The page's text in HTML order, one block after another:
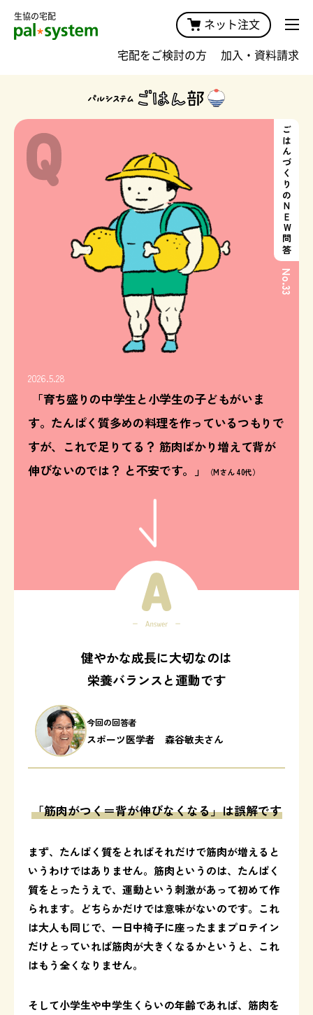
生協の宅配
ネット注文
宅配をご検討の方 加入・資料請求
ごはんづくりのNEW問答
No
.
33
2026.5.28
「育ち盛りの中学生と小学生の子どもがいま
す。たんぱく質多めの料理を作っているつもりで
すが、これで足りてる？ 筋肉ばかり増えて背が
伸びないのでは？ と不安です。」
（Mさん 40代）
健やかな成長に大切なのは
栄養バランスと運動です
今回の回答者
スポーツ医学者 森谷敏夫さん
「筋肉がつく＝背が伸びなくなる」は誤解です
まず、たんぱく質をとればそれだけで筋肉が増えると
いうわけではありません。筋肉というのは、たんぱく
質をとったうえで、運動という刺激があって初めて作
られます。どちらかだけでは意味がないのです。これ
は大人も同じで、一日中椅子に座ったままプロテイン
だけとっていれば筋肉が大きくなるかというと、これ
はもう全くなりません。
そして小学生や中学生くらいの年齢であれば、筋肉を